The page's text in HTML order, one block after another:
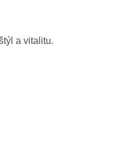
a vitalitu.